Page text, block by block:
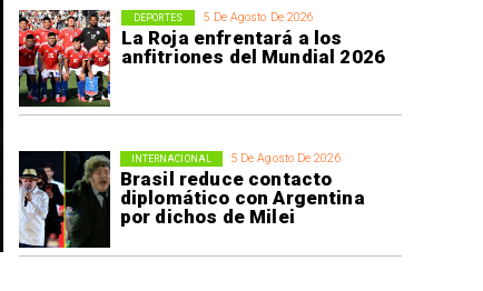
5 De Agosto De 2026
La Roja enfrentará a los
anfitriones del Mundial 2026
DEPORTES
5 De Agosto De 2026
Brasil reduce contacto
diplomático con Argentina
por dichos de Milei
INTERNACIONAL